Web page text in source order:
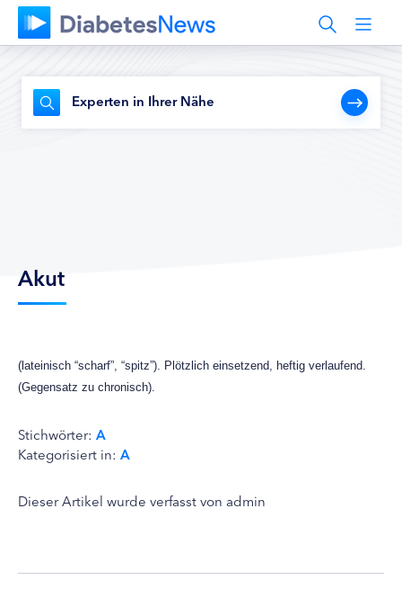
Experten in Ihrer Nähe
Akut
(lateinisch “scharf”, “spitz”). Plötzlich einsetzend, heftig verlaufend.
(Gegensatz zu chronisch).
Stichwörter: A
Kategorisiert in: A
Dieser Artikel wurde verfasst von admin